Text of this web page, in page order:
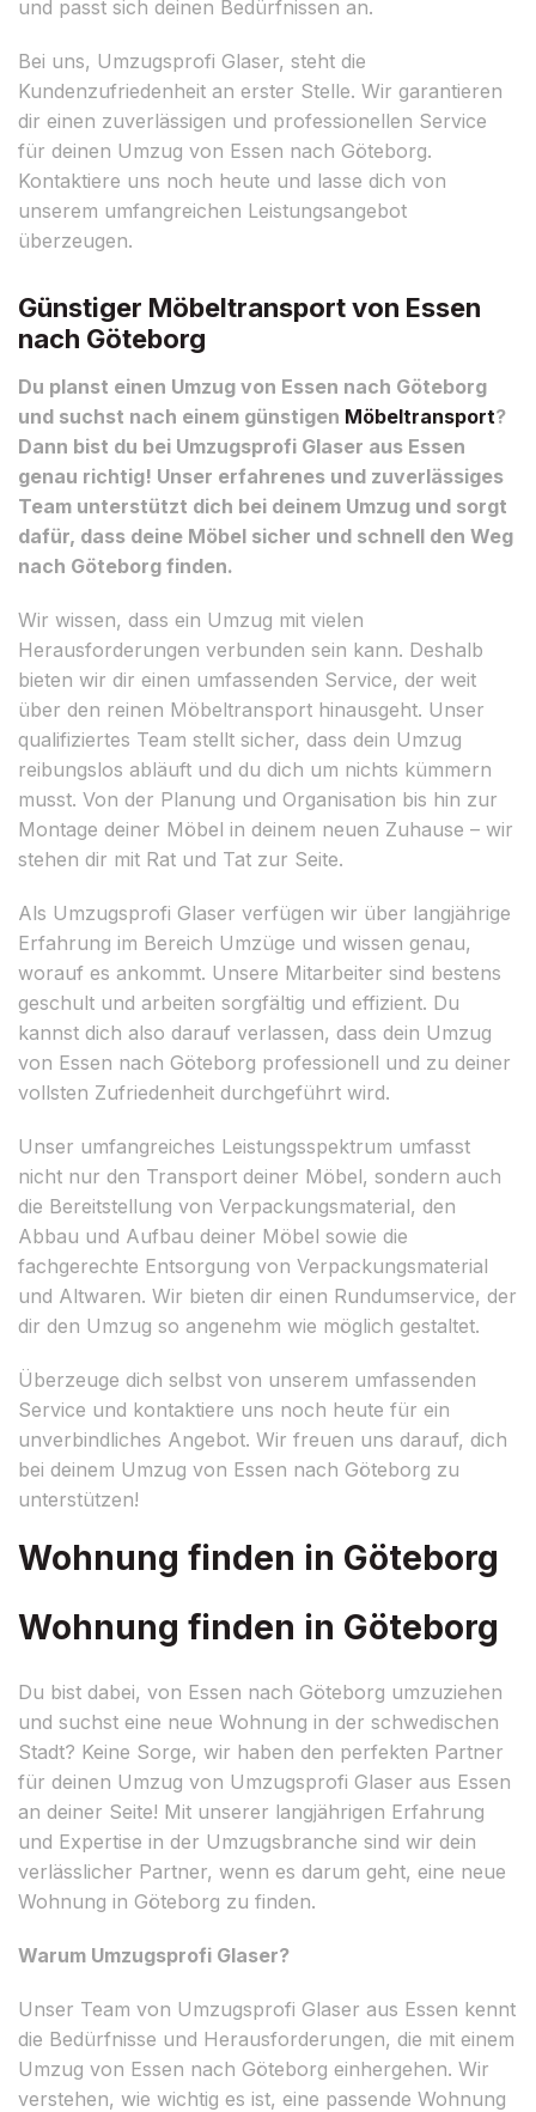
und passt sich deinen Bedürfnissen an.
Bei uns, Umzugsprofi Glaser, steht die
Kundenzufriedenheit an erster Stelle. Wir garantieren
dir einen zuverlässigen und professionellen Service
für deinen Umzug von Essen nach Göteborg.
Kontaktiere uns noch heute und lasse dich von
unserem umfangreichen Leistungsangebot
überzeugen.
Günstiger Möbeltransport von Essen
nach Göteborg
Du planst einen Umzug von Essen nach Göteborg
und suchst nach einem günstigen Möbeltransport?
Dann bist du bei Umzugsprofi Glaser aus Essen
genau richtig! Unser erfahrenes und zuverlässiges
Team unterstützt dich bei deinem Umzug und sorgt
dafür, dass deine Möbel sicher und schnell den Weg
nach Göteborg finden.
Wir wissen, dass ein Umzug mit vielen
Herausforderungen verbunden sein kann. Deshalb
bieten wir dir einen umfassenden Service, der weit
über den reinen Möbeltransport hinausgeht. Unser
qualifiziertes Team stellt sicher, dass dein Umzug
reibungslos abläuft und du dich um nichts kümmern
musst. Von der Planung und Organisation bis hin zur
Montage deiner Möbel in deinem neuen Zuhause – wir
stehen dir mit Rat und Tat zur Seite.
Als Umzugsprofi Glaser verfügen wir über langjährige
Erfahrung im Bereich Umzüge und wissen genau,
worauf es ankommt. Unsere Mitarbeiter sind bestens
geschult und arbeiten sorgfältig und effizient. Du
kannst dich also darauf verlassen, dass dein Umzug
von Essen nach Göteborg professionell und zu deiner
vollsten Zufriedenheit durchgeführt wird.
Unser umfangreiches Leistungsspektrum umfasst
nicht nur den Transport deiner Möbel, sondern auch
die Bereitstellung von Verpackungsmaterial, den
Abbau und Aufbau deiner Möbel sowie die
fachgerechte Entsorgung von Verpackungsmaterial
und Altwaren. Wir bieten dir einen Rundumservice, der
dir den Umzug so angenehm wie möglich gestaltet.
Überzeuge dich selbst von unserem umfassenden
Service und kontaktiere uns noch heute für ein
unverbindliches Angebot. Wir freuen uns darauf, dich
bei deinem Umzug von Essen nach Göteborg zu
unterstützen!
Wohnung finden in Göteborg
Wohnung finden in Göteborg
Du bist dabei, von Essen nach Göteborg umzuziehen
und suchst eine neue Wohnung in der schwedischen
Stadt? Keine Sorge, wir haben den perfekten Partner
für deinen Umzug von Umzugsprofi Glaser aus Essen
an deiner Seite! Mit unserer langjährigen Erfahrung
und Expertise in der Umzugsbranche sind wir dein
verlässlicher Partner, wenn es darum geht, eine neue
Wohnung in Göteborg zu finden.
Warum Umzugsprofi Glaser?
Unser Team von Umzugsprofi Glaser aus Essen kennt
die Bedürfnisse und Herausforderungen, die mit einem
Umzug von Essen nach Göteborg einhergehen. Wir
verstehen, wie wichtig es ist, eine passende Wohnung